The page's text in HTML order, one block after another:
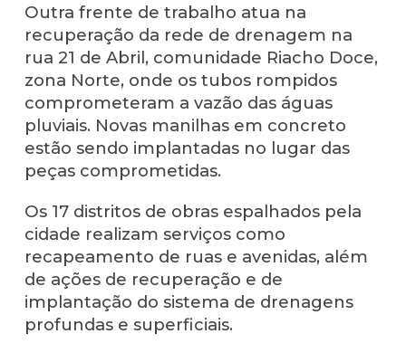
Outra frente de trabalho atua na
recuperação da rede de drenagem na
rua 21 de Abril, comunidade Riacho Doce,
zona Norte, onde os tubos rompidos
comprometeram a vazão das águas
pluviais. Novas manilhas em concreto
estão sendo implantadas no lugar das
peças comprometidas.
Os 17 distritos de obras espalhados pela
cidade realizam serviços como
recapeamento de ruas e avenidas, além
de ações de recuperação e de
implantação do sistema de drenagens
profundas e superficiais.